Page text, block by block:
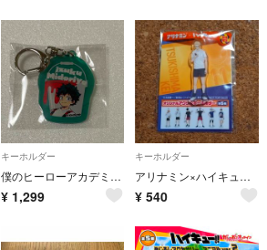
キーホルダー
僕のヒーローアカデミア ヒロアカ 東急ハンズ DIY アクリルキーホルダー アクキー 緑谷出久
¥ 1,299
キーホルダー
アリナミン×ハイキュー!! オリジナルアクリルキーホルダー 月島 蛍
¥ 540